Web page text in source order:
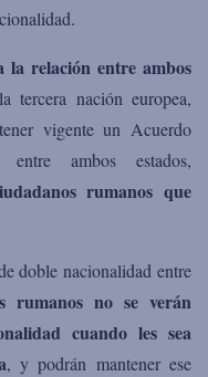
relación entre ambos
tercera nación europea,
vigente un Acuerdo
ambos estados,
rumanos que
doble nacionalidad entre
rumanos no se verán
cuando les sea
, y podrán mantener ese